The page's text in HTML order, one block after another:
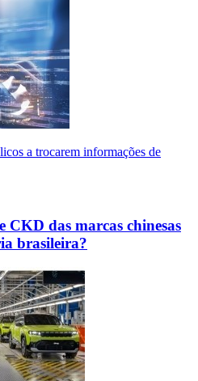
a trocarem informações de
CKD das marcas chinesas
brasileira?